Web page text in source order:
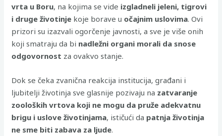
vrta u Boru, na kojima se vide izgladneli jeleni, tigrovi
i druge životinje koje borave u očajnim uslovima. Ovi
prizori su izazvali ogorčenje javnosti, a sve je više onih
koji smatraju da bi nadležni organi morali da snose
odgovornost za ovakvo stanje.
Dok se čeka zvanična reakcija institucija, građani i
ljubitelji životinja sve glasnije pozivaju na zatvaranje
zooloških vrtova koji ne mogu da pruže adekvatnu
brigu i uslove životinjama, ističući da patnja životinja
ne sme biti zabava za ljude.